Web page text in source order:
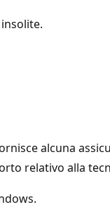
alcuna
relativo alla